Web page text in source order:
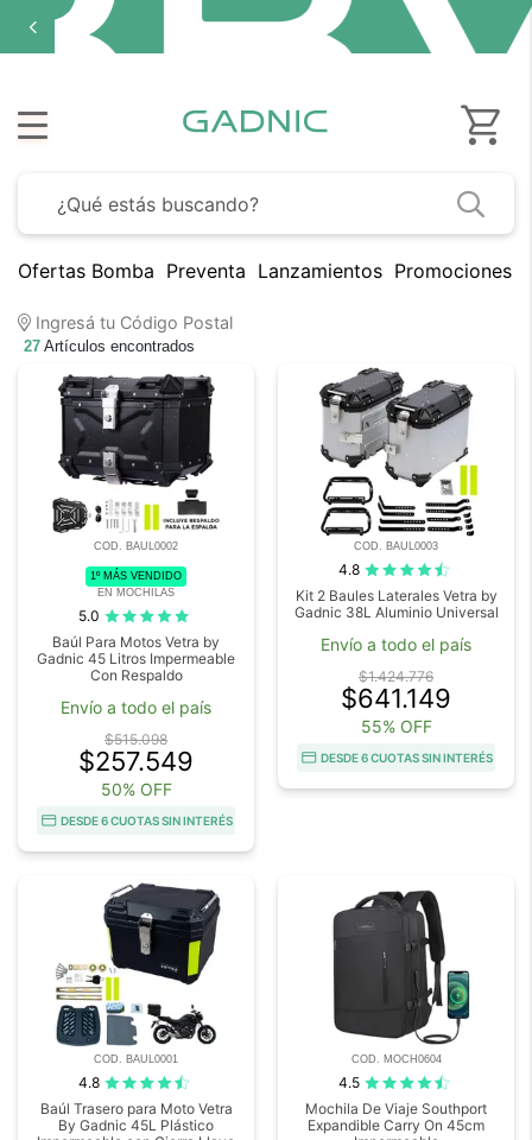
Ofertas Bomba Preventa Lanzamientos Promociones
Ingresá tu Código Postal
27 Artículos encontrados
COD. BAUL0002
1º MÁS VENDIDO
EN MOCHILAS
5.0
Baúl Para Motos Vetra by
Gadnic 45 Litros Impermeable
Con Respaldo
Envío a todo el país
$515.098
$257.549
50% OFF
DESDE 6 CUOTAS SIN INTERÉS
COD. BAUL0003
4.8
Kit 2 Baules Laterales Vetra by
Gadnic 38L Aluminio Universal
Envío a todo el país
$1.424.776
$641.149
55% OFF
DESDE 6 CUOTAS SIN INTERÉS
COD. BAUL0001
4.8
Baúl Trasero para Moto Vetra
By Gadnic 45L Plástico
COD. MOCH0604
4.5
Mochila De Viaje Southport
Expandible Carry On 45cm